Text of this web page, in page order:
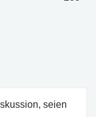
seien